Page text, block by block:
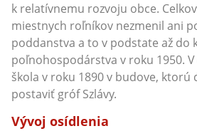
k relatívnemu rozvoju obce.
miestnych roľníkov nezmenil ani
poddanstva a to v podstate až do
poľnohospodárstva v roku 1950.
škola v roku 1890 v budove, ktorú
postaviť gróf Szlávy.
Vývoj osídlenia